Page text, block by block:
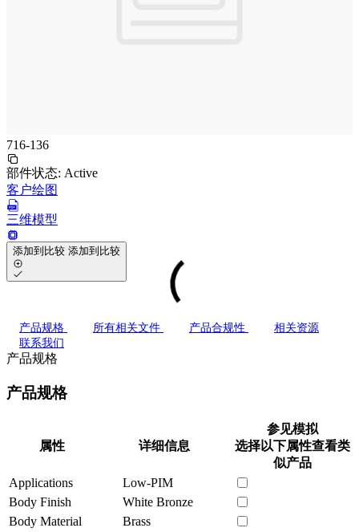
716-136
部件状态: Active
客户绘图
三维模型
添加到比较 添加到比较
产品规格 所有相关文件 产品合规性
相关资源
联系我们
产品规格
产品规格
属性 详细信息
参见模拟
选择以下属性查看类
似产品
Applications
Low-PIM
Body Finish
White Bronze
Body Material
Brass